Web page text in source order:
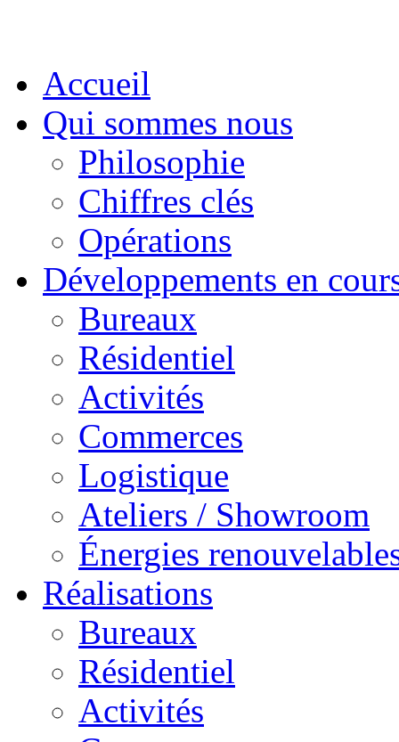
Accueil
Qui sommes nous
Philosophie
Chiffres clés
Opérations
Développements en
Bureaux
Résidentiel
Activités
Commerces
Logistique
Ateliers / Showroom
Énergies
Réalisations
Bureaux
Résidentiel
Activités